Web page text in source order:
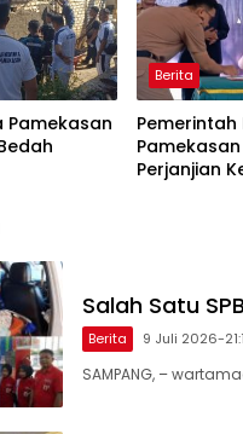
Pamekasan
Berita
Perjanjian
Salah Satu
Berita 9 Juli 2026-
SAMPANG, –